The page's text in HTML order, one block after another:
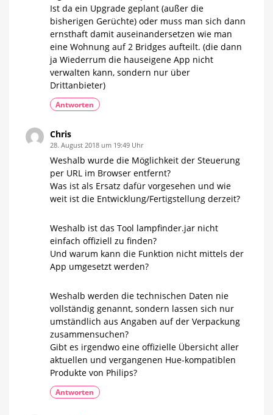
Ist da ein Upgrade geplant (außer die
bisherigen Gerüchte) oder muss man sich dann
ernsthaft damit auseinandersetzen wie man
eine Wohnung auf 2 Bridges aufteilt. (die dann
ja Wiederrum die hauseigene App nicht
verwalten kann, sondern nur über
Drittanbieter)
Antworten
Chris
28. August 2018 um 19:49 Uhr
Weshalb wurde die Möglichkeit der Steuerung
per URL im Browser entfernt?
Was ist als Ersatz dafür vorgesehen und wie
weit ist die Entwicklung/Fertigstellung derzeit?
Weshalb ist das Tool lampfinder.jar nicht
einfach offiziell zu finden?
Und warum kann die Funktion nicht mittels der
App umgesetzt werden?
Weshalb werden die technischen Daten nie
vollständig genannt, sondern lassen sich nur
umständlich aus Angaben auf der Verpackung
zusammensuchen?
Gibt es irgendwo eine offizielle Übersicht aller
aktuellen und vergangenen Hue-kompatiblen
Produkte von Philips?
Antworten